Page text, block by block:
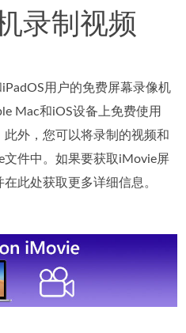
录制视频
用户的免费屏幕录像机
Mac和iOS设备上免费使用
外，您可以将录制的视频和
件中。如果要获取iMovie屏
此处获取更多详细信息。